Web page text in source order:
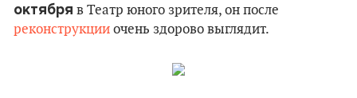
октября в Театр юного зрителя, он после
реконструкции очень здорово выглядит.